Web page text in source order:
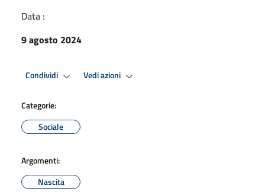
Data :
9 agosto 2024
Condividi Vedi azioni
Categorie:
Sociale
Argomenti:
Nascita